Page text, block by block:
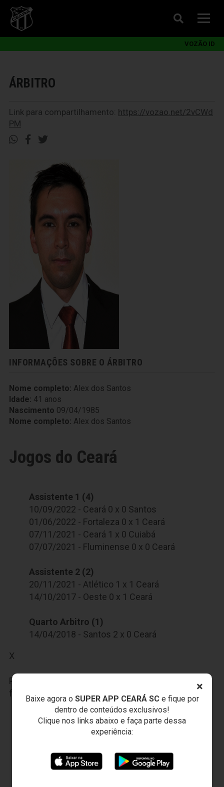
×
Baixe agora o SUPER APP CEARÁ SCe fique por
dentro de conteúdos exclusivos!
Clique nos links abaixo e faça parte dessa
experiência:
VOZÃO ID
ÁRBITRO
Link para compartilhamento: https://vozao.net/2vCWd
PM
INFORMAÇÕES SOBRE O ÁRBITRO
Nome completo: Alex dos Santos
Idade: 41 anos
Nascimento 09/04/1985
Nome completo: Alex dos Santos
Jogos do Ceará
Assistente 1 (4)
10/09/2022 - Ceará 0 x 0 Santos
01/06/2022 - Fortaleza 0 x 1 Ceará
07/11/2021 - Ceará 1 x 0 Cuiabá
07/07/2021 - Fluminense 0 x 0 Ceará
Assistente 2 (2)
20/11/2021 - Atlético 1 x 1 Ceará
14/10/2017 - Oeste 0 x 1 Ceará
Quarto Arbitro (1)
14/04/2018 - Santos 2 x 0 Ceará
X
Participe das nossas promoções, clique
faça seu cadastro.
JOGOS DOVOZÃO